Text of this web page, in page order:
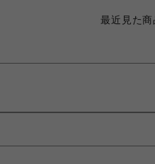
最近見た商